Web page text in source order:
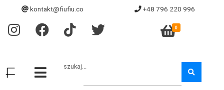
kontakt@fiufiu.co +48 796 220 996
0
szukaj...